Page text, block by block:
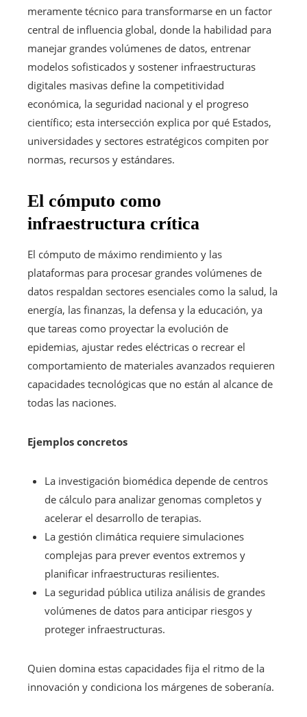
meramente técnico para transformarse en un factor
central de influencia global, donde la habilidad para
manejar grandes volúmenes de datos, entrenar
modelos sofisticados y sostener infraestructuras
digitales masivas define la competitividad
económica, la seguridad nacional y el progreso
científico; esta intersección explica por qué Estados,
universidades y sectores estratégicos compiten por
normas, recursos y estándares.
El cómputo como
infraestructura crítica
El cómputo de máximo rendimiento y las
plataformas para procesar grandes volúmenes de
datos respaldan sectores esenciales como la salud, la
energía, las finanzas, la defensa y la educación, ya
que tareas como proyectar la evolución de
epidemias, ajustar redes eléctricas o recrear el
comportamiento de materiales avanzados requieren
capacidades tecnológicas que no están al alcance de
todas las naciones.
Ejemplos concretos
La investigación biomédica depende de centros
de cálculo para analizar genomas completos y
acelerar el desarrollo de terapias.
La gestión climática requiere simulaciones
complejas para prever eventos extremos y
planificar infraestructuras resilientes.
La seguridad pública utiliza análisis de grandes
volúmenes de datos para anticipar riesgos y
proteger infraestructuras.
Quien domina estas capacidades fija el ritmo de la
innovación y condiciona los márgenes de soberanía.